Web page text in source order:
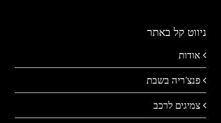
ניווט קל באתר
אודות
פנצ'ריה בשבת
צמיגים לרכב